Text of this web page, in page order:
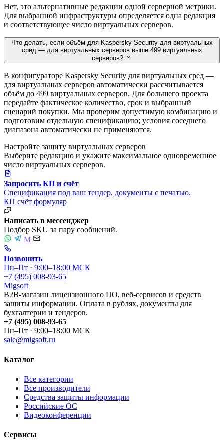
Нет, это альтернативные редакции одной серверной метрики.
Для выбранной инфраструктуры определяется одна редакция
и соответствующее число виртуальных серверов.
Что делать, если объём для Kaspersky Security для виртуальных
сред — для виртуальных серверов выше 499 виртуальных
серверов?
В конфигураторе Kaspersky Security для виртуальных сред —
для виртуальных серверов автоматически рассчитывается
объём до 499 виртуальных серверов. Для большего проекта
передайте фактическое количество, срок и выбранный
сценарий покупки. Мы проверим допустимую комбинацию и
подготовим отдельную спецификацию; условия соседнего
диапазона автоматически не применяются.
Настройте защиту виртуальных серверов
Выберите редакцию и укажите максимальное одновременное
число виртуальных серверов.
Запросить КП и счёт
Спецификация под ваш тендер, документы с печатью.
КП счёт формуляр
Написать в мессенджер
Подбор SKU за пару сообщений.
M
Позвонить
Пн–Пт · 9:00–18:00 МСК
+7 (495) 008-93-65
Migsoft
B2B-магазин лицензионного ПО, веб-сервисов и средств
защиты информации. Оплата в рублях, документы для
бухгалтерии и тендеров.
+7 (495) 008-93-65
Пн–Пт · 9:00–18:00 МСК
sale@migsoft.ru
Каталог
Все категории
Все производители
Средства защиты информации
Российские ОС
Видеоконференции
Сервисы